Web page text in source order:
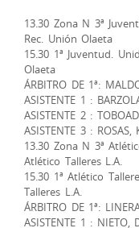
13.30 Zona N 3ª
Rec. Unión Olaeta
15.30 1ª Juventud.
Olaeta
ÁRBITRO DE 1ª:
ASISTENTE 1 :
ASISTENTE 2 :
ASISTENTE 3 : ROSAS,
13.30 Zona N 3ª
Atlético Talleres L.A.
15.30 1ª Atlético
Talleres L.A.
ÁRBITRO DE 1ª:
ASISTENTE 1 : NIETO,